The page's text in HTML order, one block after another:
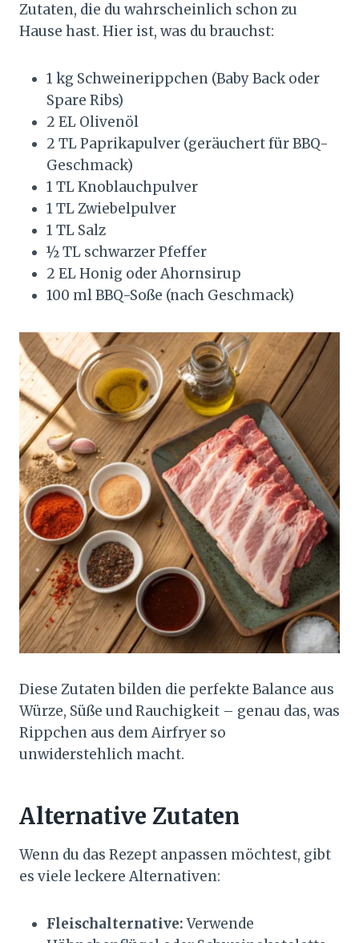
Zutaten, die du wahrscheinlich schon zu
Hause hast. Hier ist, was du brauchst:
1 kg Schweinerippchen (Baby Back oder
Spare Ribs)
2 EL Olivenöl
2 TL Paprikapulver (geräuchert für BBQ-
Geschmack)
1 TL Knoblauchpulver
1 TL Zwiebelpulver
1 TL Salz
½ TL schwarzer Pfeffer
2 EL Honig oder Ahornsirup
100 ml BBQ-Soße (nach Geschmack)
Diese Zutaten bilden die perfekte Balance aus
Würze, Süße und Rauchigkeit – genau das, was
Rippchen aus dem Airfryer so
unwiderstehlich macht.
Alternative Zutaten
Wenn du das Rezept anpassen möchtest, gibt
es viele leckere Alternativen:
Fleischalternative:Verwende